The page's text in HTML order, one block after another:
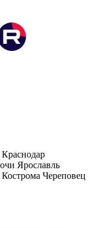
Краснодар
Ярославль
Кострома Череповец